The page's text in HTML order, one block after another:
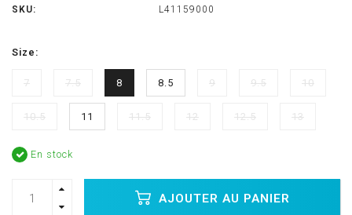
SKU:
L41159000
Size:
7 7.5 8 8.5 9 9.5 10
10.5 11 11.5 12 12.5 13
En stock
AJOUTER AU PANIER